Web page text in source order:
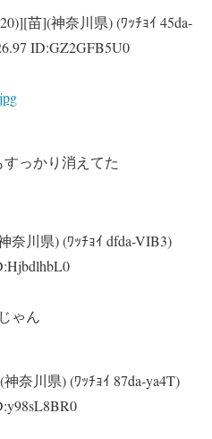
苗](神奈川県) (ﾜｯﾁｮｲ 45da-
ID:GZ2GFB5U0
っかり消えてた
奈川県) (ﾜｯﾁｮｲ dfda-VIB3)
ゃん
奈川県) (ﾜｯﾁｮｲ 87da-ya4T)